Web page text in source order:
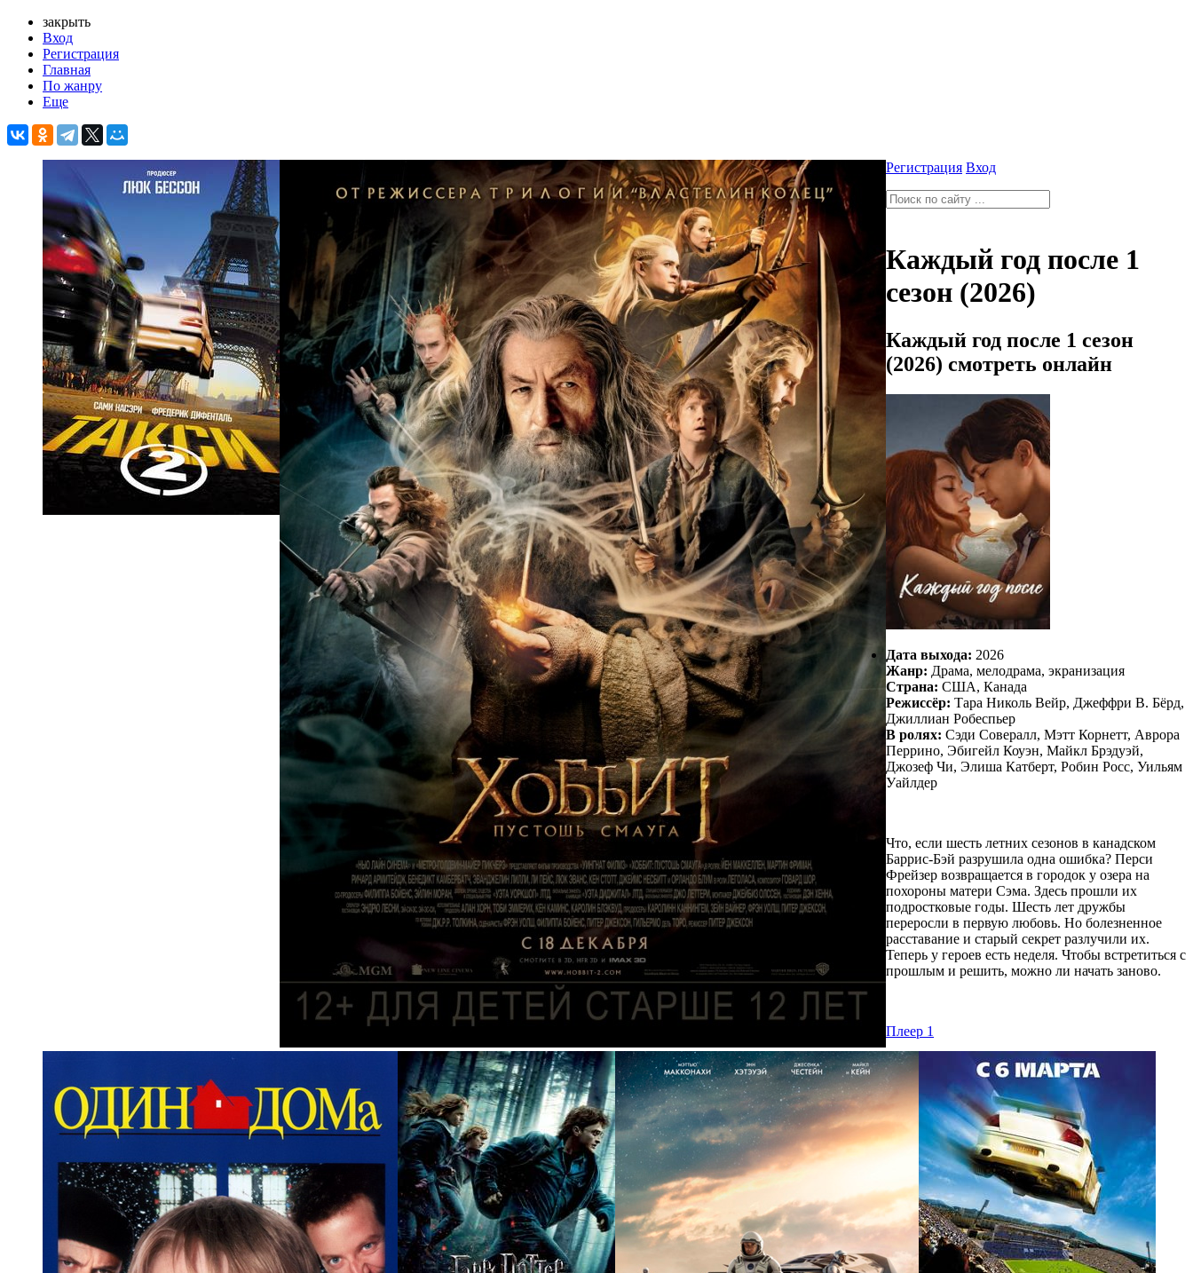
закрыть
Вход
Регистрация
Главная
По жанру
Еще
Регистрация Вход
Каждый год после 1
сезон (2026)
Каждый год после 1 сезон
(2026) смотреть онлайн
Дата выхода: 2026
Жанр: Драма, мелодрама, экранизация
Страна: США, Канада
Режиссёр: Тара Николь Вейр, Джеффри В. Бёрд,
Джиллиан Робеспьер
В ролях: Сэди Совералл, Мэтт Корнетт, Аврора
Перрино, Эбигейл Коуэн, Майкл Брэдуэй,
Джозеф Чи, Элиша Катберт, Робин Росс, Уильям
Уайлдер
Что, если шесть летних сезонов в канадском
Баррис-Бэй разрушила одна ошибка? Перси
Фрейзер возвращается в городок у озера на
похороны матери Сэма. Здесь прошли их
подростковые годы. Шесть лет дружбы
переросли в первую любовь. Но болезненное
расставание и старый секрет разлучили их.
Теперь у героев есть неделя. Чтобы встретиться с
прошлым и решить, можно ли начать заново.
Плеер 1